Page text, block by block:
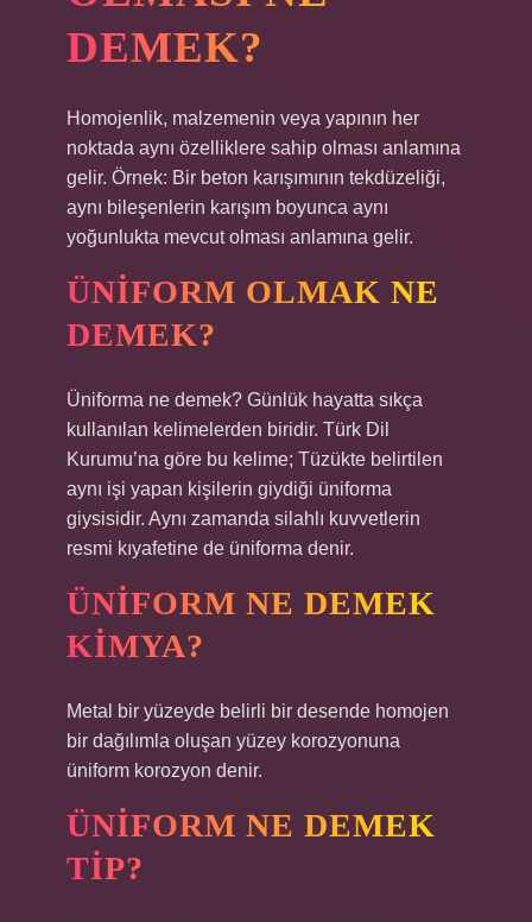
DEMEK?
Homojenlik, malzemenin veya yapının her
noktada aynı özelliklere sahip olması anlamına
gelir. Örnek: Bir beton karışımının tekdüzeliği,
aynı bileşenlerin karışım boyunca aynı
yoğunlukta mevcut olması anlamına gelir.
ÜNIFORM OLMAK NE
DEMEK?
Üniforma ne demek? Günlük hayatta sıkça
kullanılan kelimelerden biridir. Türk Dil
Kurumu’na göre bu kelime; Tüzükte belirtilen
aynı işi yapan kişilerin giydiği üniforma
giysisidir. Aynı zamanda silahlı kuvvetlerin
resmi kıyafetine de üniforma denir.
ÜNIFORM NE DEMEK
KIMYA?
Metal bir yüzeyde belirli bir desende homojen
bir dağılımla oluşan yüzey korozyonuna
üniform korozyon denir.
ÜNIFORM NE DEMEK
TIP?